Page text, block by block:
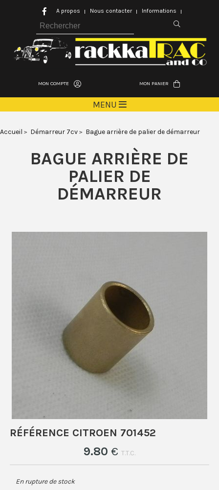
MON COMPTE MON PANIER
MENU
Accueil Démarreur 7cv Bague arrière de palier de démarreur
BAGUE ARRIÈRE DE
PALIER DE
DÉMARREUR
RÉFÉRENCE CITROEN 701452
9.80 € T.T.C.
En rupture de stock
A propos Nous contacter Informations